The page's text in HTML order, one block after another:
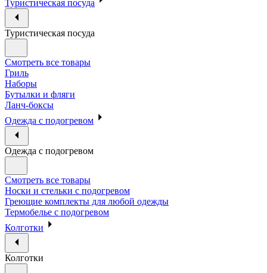
Туристическая посуда
Туристическая посуда
Смотреть все товары
Гриль
Наборы
Бутылки и фляги
Ланч-боксы
Одежда с подогревом
Одежда с подогревом
Смотреть все товары
Носки и стельки с подогревом
Греющие комплекты для любой одежды
Термобелье с подогревом
Колготки
Колготки